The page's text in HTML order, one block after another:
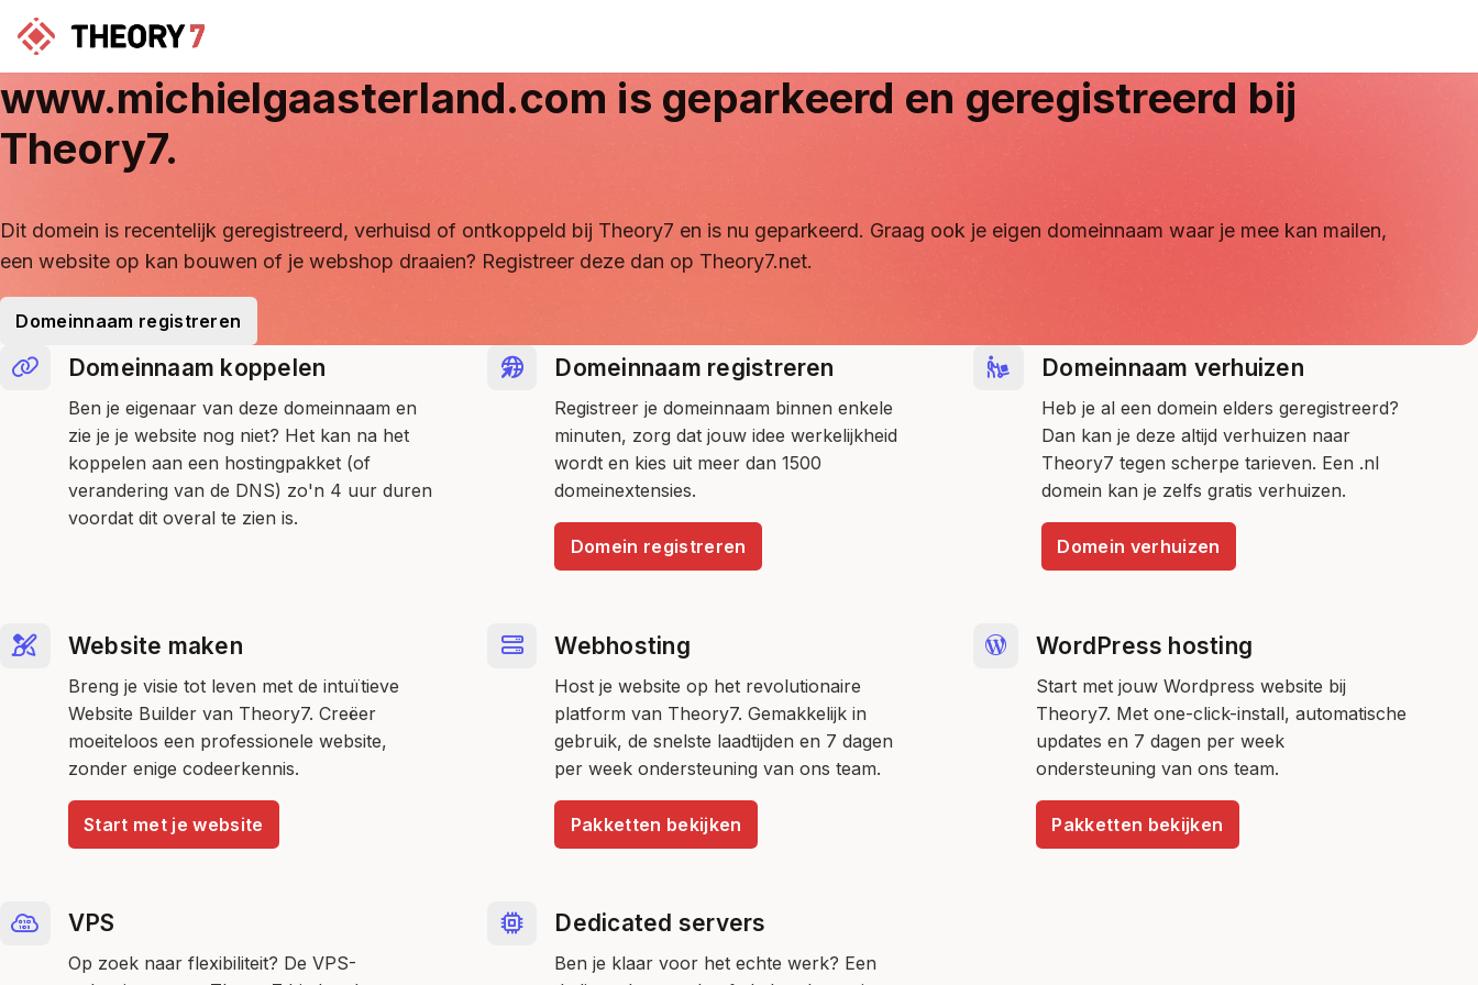
www.michielgaasterland.com is geparkeerd en geregistreerd bij
Theory7.
Dit domein is recentelijk geregistreerd, verhuisd of ontkoppeld bij Theory7 en is nu geparkeerd. Graag ook je eigen domeinnaam waar je mee kan mailen,
een website op kan bouwen of je webshop draaien? Registreer deze dan op Theory7.net.
Domeinnaam registreren
Domeinnaam koppelen
Ben je eigenaar van deze domeinnaam en
zie je je website nog niet? Het kan na het
koppelen aan een hostingpakket (of
verandering van de DNS) zo'n 4 uur duren
voordat dit overal te zien is.
Domeinnaam registreren
Registreer je domeinnaam binnen enkele
minuten, zorg dat jouw idee werkelijkheid
wordt en kies uit meer dan 1500
domeinextensies.
Domein registreren
Domeinnaam verhuizen
Heb je al een domein elders geregistreerd?
Dan kan je deze altijd verhuizen naar
Theory7 tegen scherpe tarieven. Een .nl
domein kan je zelfs gratis verhuizen.
Domein verhuizen
Website maken
Breng je visie tot leven met de intuïtieve
Website Builder van Theory7. Creëer
moeiteloos een professionele website,
zonder enige codeerkennis.
Start met je website
Webhosting
Host je website op het revolutionaire
platform van Theory7. Gemakkelijk in
gebruik, de snelste laadtijden en 7 dagen
per week ondersteuning van ons team.
Pakketten bekijken
WordPress hosting
Start met jouw Wordpress website bij
Theory7. Met one-click-install, automatische
updates en 7 dagen per week
ondersteuning van ons team.
Pakketten bekijken
VPS
Op zoek naar flexibiliteit? De VPS-
Dedicated servers
Ben je klaar voor het echte werk? Een